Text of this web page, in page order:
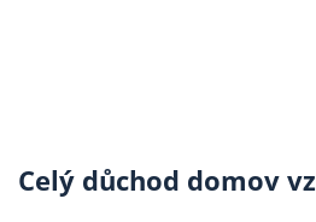
Celý důchod domov